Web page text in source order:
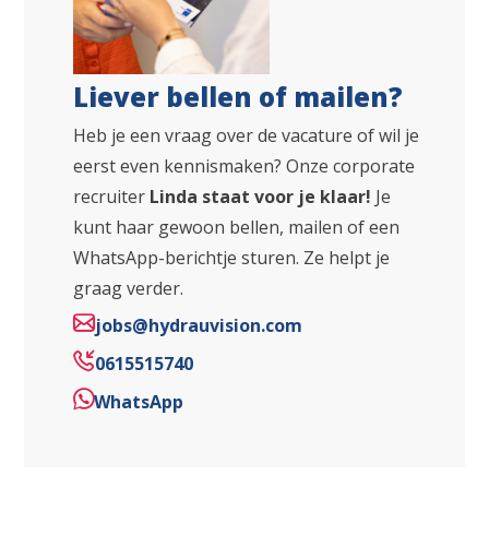
Liever bellen of mailen?
Heb je een vraag over de vacature of wil je
eerst even kennismaken? Onze corporate
recruiter Linda staat voor je klaar! Je
kunt haar gewoon bellen, mailen of een
WhatsApp-berichtje sturen. Ze helpt je
graag verder.
jobs@hydrauvision.com
0615515740
WhatsApp